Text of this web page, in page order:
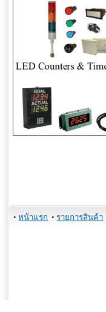
•หน้าแรก •รายการสินค้า